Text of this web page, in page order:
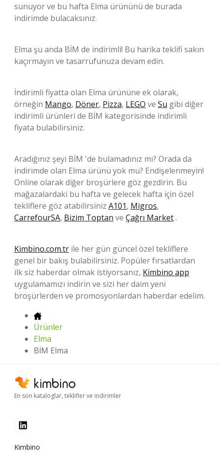
sunuyor ve bu hafta Elma ürününü de burada
indirimde bulacaksınız.
Elma şu anda BİM de indirimli! Bu harika teklifi sakın
kaçırmayın ve tasarrufunuza devam edin.
İndirimli fiyatta olan Elma ürününe ek olarak,
örneğin Mango, Döner, Pizza, LEGO ve Su gibi diğer
indirimli ürünleri de BİM kategorisinde indirimli
fiyata bulabilirsiniz.
Aradığınız şeyi BİM 'de bulamadınız mı? Orada da
indirimde olan Elma ürünü yok mu? Endişelenmeyin!
Online olarak diğer broşürlere göz gezdirin. Bu
mağazalardaki bu hafta ve gelecek hafta için özel
tekliflere göz atabilirsiniz A101, Migros,
CarrefourSA, Bizim Toptan ve Çağrı Market.
Kimbino.com.tr ile her gün güncel özel tekliflere
genel bir bakış bulabilirsiniz. Popüler fırsatlardan
ilk siz haberdar olmak istiyorsanız, Kimbino app
uygulamamızı indirin ve sizi her daim yeni
broşürlerden ve promosyonlardan haberdar edelim.
Ürünler
Elma
BİM Elma
En son kataloglar, teklifler ve indirimler
Kimbino